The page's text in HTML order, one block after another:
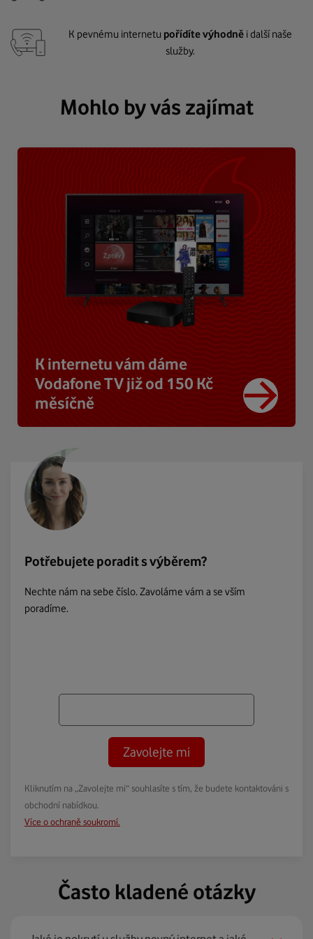
K pevnému internetu pořídíte výhodně i další naše
služby.
Mohlo by vás zajímat
K internetu vám dáme
Vodafone TV již od 150 Kč
měsíčně
Potřebujete poradit s výběrem?
Nechte nám na sebe číslo. Zavoláme vám a se vším
poradíme.
Zavolejte mi
Kliknutím na „Zavolejte mi“ souhlasíte s tím, že budete kontaktováni s
obchodní nabídkou.
Více o ochraně soukromí.
Často kladené otázky